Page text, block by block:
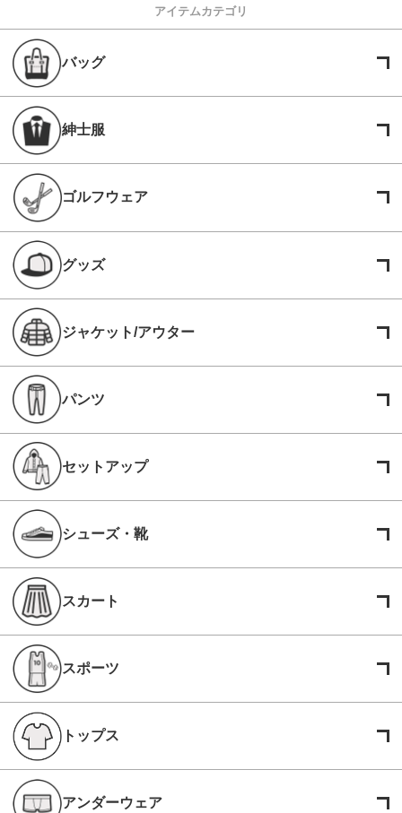
アイテムカテゴリ
バッグ
紳士服
ゴルフウェア
グッズ
ジャケット/アウター
パンツ
セットアップ
シューズ・靴
スカート
スポーツ
トップス
アンダーウェア